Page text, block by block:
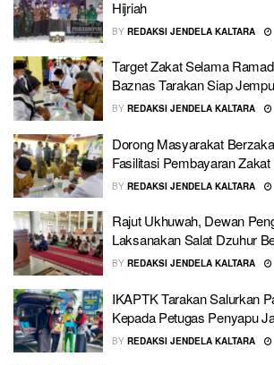
Hijriah
BY REDAKSI JENDELA KALTARA
Target Zakat Selama
Baznas Tarakan Siap
BY REDAKSI JENDELA KALTARA
Dorong Masyarakat
Fasilitasi Pembayaran
BY REDAKSI JENDELA KALTARA
Rajut Ukhuwah, Dewan
Laksanakan Salat Dzuhur
BY REDAKSI JENDELA KALTARA
IKAPTK Tarakan Salurkan
Kepada Petugas Penyapu
BY REDAKSI JENDELA KALTARA